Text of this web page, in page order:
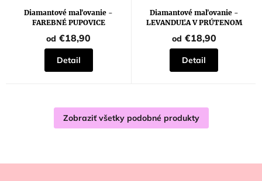
Diamantové maľovanie -
FAREBNÉ PUPOVICE
od €18,90
Detail
Diamantové maľovanie -
LEVANDUĽA V PRÚTENOM
KOŠÍKU
od €18,90
Detail
Zobraziť všetky podobné produkty